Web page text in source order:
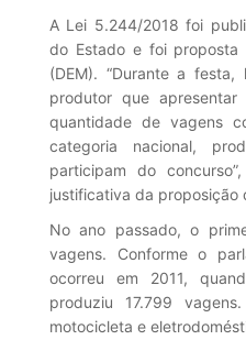
A Lei 5.244/2018 foi
do Estado e foi proposta
(DEM). “Durante a
produtor que
quantidade de vagens
categoria nacional,
participam do
justificativa da proposição
No ano passado, o
vagens. Conforme o
ocorreu em 2011,
produziu 17.799
motocicleta e